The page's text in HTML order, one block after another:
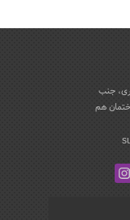
جنب
هم